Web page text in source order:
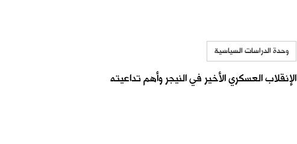
وحدة الدراسات السياسية
الإنقلاب العسكري الأخير في النيجر وأهم تداعيته